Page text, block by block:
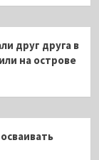
друг друга в
на острове